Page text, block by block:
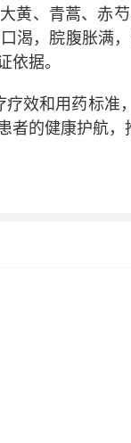
黄、青蒿、赤
渴，脘腹胀满
依据。
效和用药标
者的健康护航，